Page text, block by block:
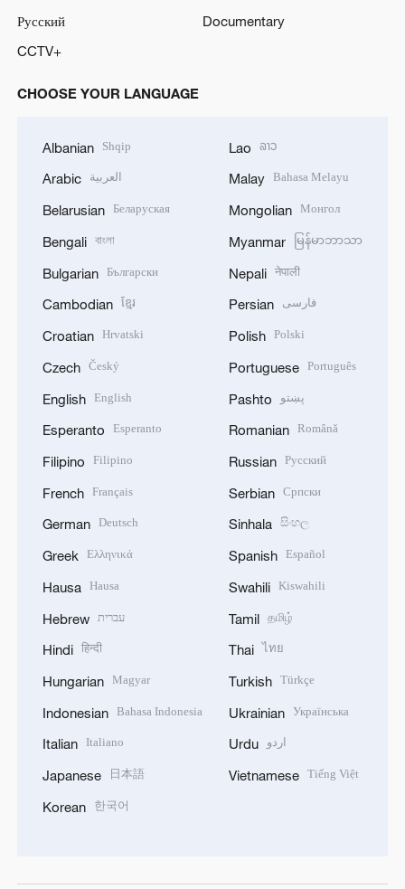
Русский
Documentary
CCTV+
CHOOSE YOUR LANGUAGE
Albanian Shqip
Arabic العربية
Belarusian Беларуская
Bengali বাংলা
Bulgarian Български
Cambodian ខ្មែរ
Croatian Hrvatski
Czech Český
English English
Esperanto Esperanto
Filipino Filipino
French Français
German Deutsch
Greek Ελληνικά
Hausa Hausa
Hebrew עברית
Hindi हिन्दी
Hungarian Magyar
Indonesian Bahasa Indonesia
Italian Italiano
Japanese 日本語
Korean 한국어
Lao ລາວ
Malay Bahasa Melayu
Mongolian Монгол
Myanmar မြန်မာဘာသာ
Nepali नेपाली
Persian فارسی
Polish Polski
Portuguese Português
Pashto پښتو
Romanian Română
Russian Русский
Serbian Српски
Sinhala සිංහල
Spanish Español
Swahili Kiswahili
Tamil தமிழ்
Thai ไทย
Turkish Türkçe
Ukrainian Українська
Urdu اردو
Vietnamese Tiếng Việt